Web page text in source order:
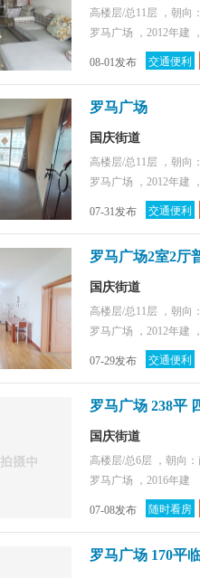
高楼层/总11层 ，朝向
罗马广场 ，2012年建
08-01发布 交通便利
罗马广场
国庆街道
高楼层/总11层 ，朝向
罗马广场 ，2012年建
07-31发布 交通便利
罗马广场2室2厅
国庆街道
高楼层/总11层 ，朝向
罗马广场 ，2012年建
07-29发布 交通便利
罗马广场 238平
国庆街道
高楼层/总6层 ，朝向：
罗马广场 ，2016年建
07-08发布 随时看房
罗马广场 170平